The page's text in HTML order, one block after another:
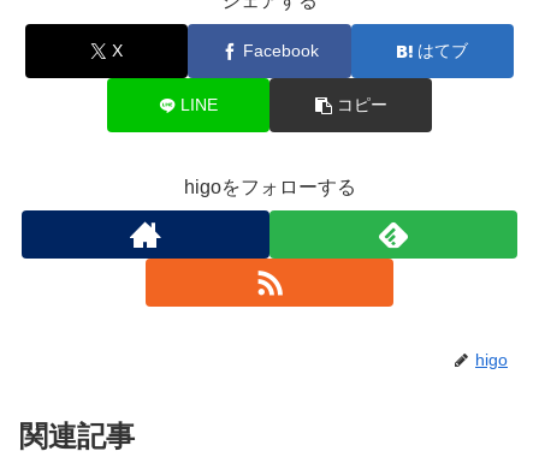
X Facebook はてブ
LINE コピー
higoをフォローする
higo
関連記事